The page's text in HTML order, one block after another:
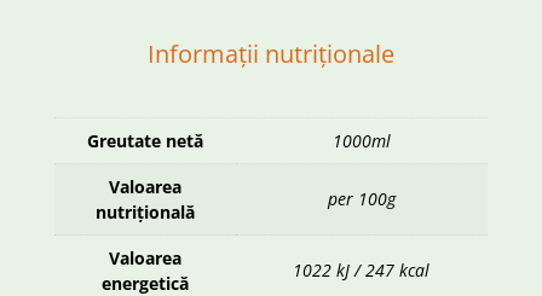
Informații nutriționale
Greutate netă
1000ml
Valoarea
nutrițională
per 100g
Valoarea
energetică
1022 kJ / 247 kcal